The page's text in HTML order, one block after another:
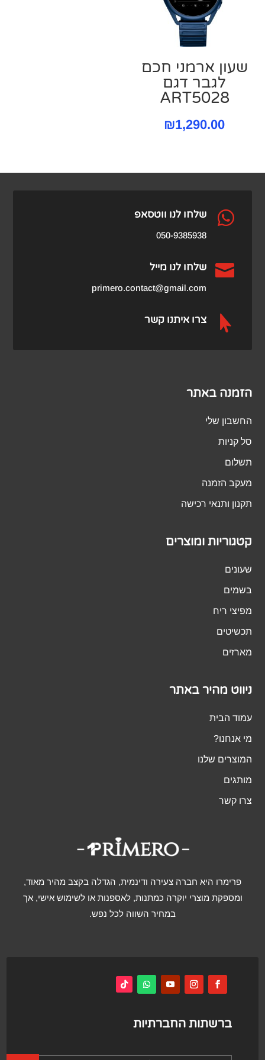
שעון ארמני חכם
לגבר דגם
ART5028
₪1,290.00
 שלחו לנו ווטסאפ
050-9385938
 שלחו לנו מייל
primero.contact@gmail.com
 צרו איתנו קשר
הזמנה באתר
החשבון שלי
סל קניות
תשלום
מעקב הזמנה
תקנון ותנאי רכישה
קטגוריות ומוצרים
שעונים
בשמים
מפיצי ריח
תכשיטים
מארזים
ניווט מהיר באתר
עמוד הבית
מי אנחנו?
המוצרים שלנו
מותגים
צרו קשר
פרימרו היא חברה צעירה ודינמית, הגדלה בקצב מהיר מאוד,
ומספקת מוצרי יוקרה כמתנות, לאספנות או לשימוש אישי, אך
במחיר השווה לכל נפש.
ברשתות החברתיות